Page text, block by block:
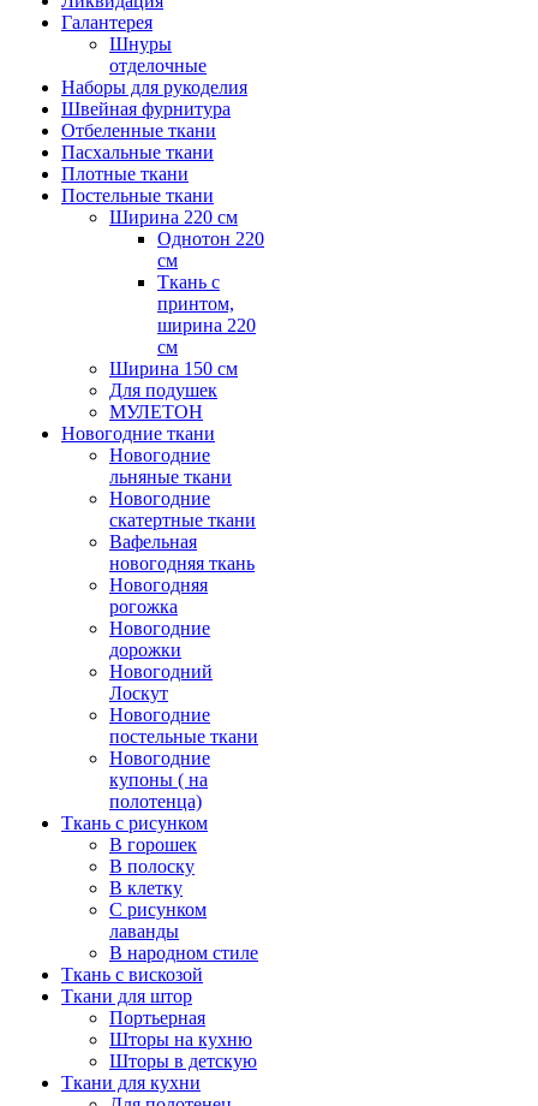
Галантерея
Шнуры
отделочные
Наборы для рукоделия
Швейная фурнитура
Отбеленные ткани
Пасхальные ткани
Плотные ткани
Постельные ткани
Ширина 220 см
Однотон 220
см
Ткань с
принтом,
ширина 220
см
Ширина 150 см
Для подушек
МУЛЕТОН
Новогодние ткани
Новогодние
льняные ткани
Новогодние
скатертные ткани
Вафельная
новогодняя ткань
Новогодняя
рогожка
Новогодние
дорожки
Новогодний
Лоскут
Новогодние
постельные ткани
Новогодние
купоны ( на
полотенца)
Ткань с рисунком
В горошек
В полоску
В клетку
С рисунком
лаванды
В народном стиле
Ткань с вискозой
Ткани для штор
Портьерная
Шторы на кухню
Шторы в детскую
Ткани для кухни